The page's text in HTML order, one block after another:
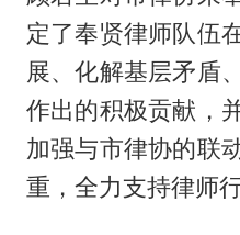
定了奉贤律师队伍
展、化解基层矛盾
作出的积极贡献，
加强与市律协的联
重，全力支持律师